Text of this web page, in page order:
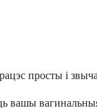
просты і
вашы